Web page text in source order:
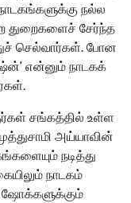
நல்ல
துறைகளைச் சேர்ந்த
செல்வார்கள். போன
என்னும் நாடகக்
சங்கத்தில் உள்ள
அய்யாவின்
நடித்து
நாடகம்
ஷோக்களுக்கும்